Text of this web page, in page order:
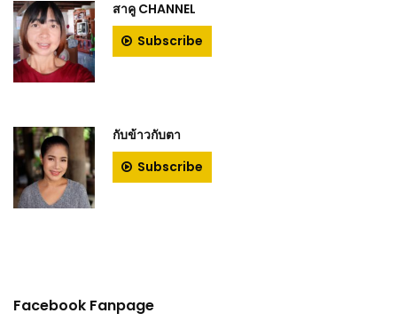
สาคู CHANNEL
Subscribe
กับข้าวกับตา
Subscribe
Facebook Fanpage